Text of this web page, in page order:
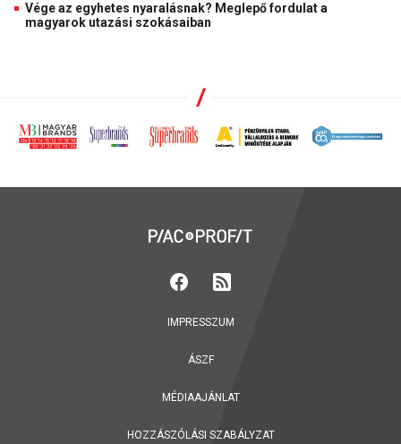
Vége az egyhetes nyaralásnak? Meglepő fordulat a
magyarok utazási szokásaiban
IMPRESSZUM
ÁSZF
MÉDIAAJÁNLAT
HOZZÁSZÓLÁSI SZABÁLYZAT